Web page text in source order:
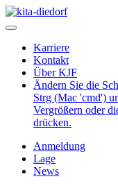
Karriere
Kontakt
Über KJF
Ändern Sie die
Strg (Mac 'cmd')
Vergrößern oder
drücken.
Anmeldung
Lage
News